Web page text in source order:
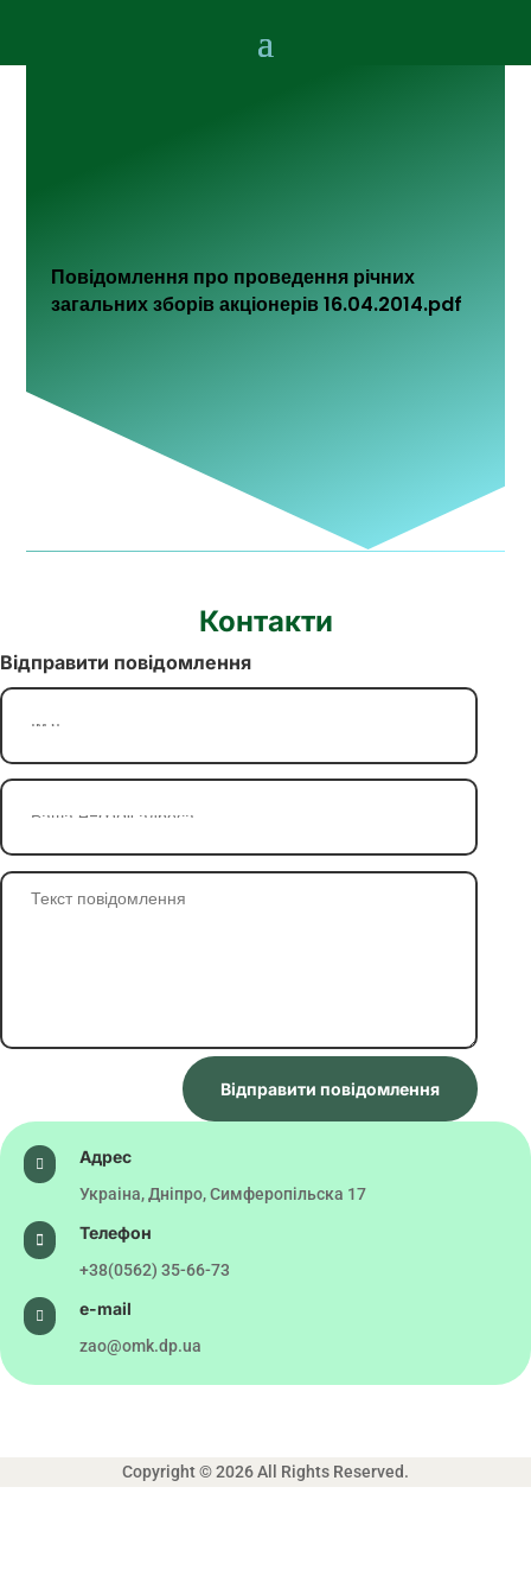
Повідомлення про проведення річних
загальних зборів акціонерів 16.04.2014.pdf
Контакти
Відправити повідомлення
Відправити повідомлення
 Адрес
Украіна, Дніпро, Симферопільска 17
 Телефон
+38(0562) 35-66-73
 e-mail
zao@omk.dp.ua
Copyright © 2026 All Rights Reserved.